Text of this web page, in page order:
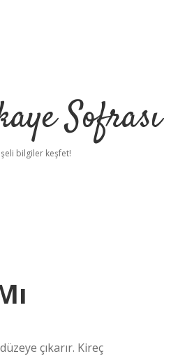
Sofrası
bilgiler keşfet!
çıkarır. Kireç